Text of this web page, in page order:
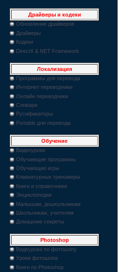
Драйверы и кодеки
Обновление драйверов
Драйверы
Кодеки
DirectX & NET Framework
Локализация
Программы для перевода
Интернет переводчики
Онлайн переводчики
Словари
Русификаторы
Portable для перевода
Обучение
Видеоуроки
Обучающие программы
Обучающие игры
Клавиатурные тренажеры
Книги и справочники
Энциклопедии
Малышам, дошкольникам
Школьникам, учителям
Домашние секреты
Photoshop
Видеуроки по фотошопу
Уроки фотошопа
Книги по Photoshop